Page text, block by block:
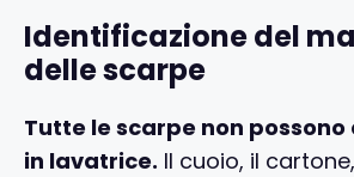
Identificazione del
delle scarpe
Tutte le scarpe non
in lavatrice. Il cuoio, il